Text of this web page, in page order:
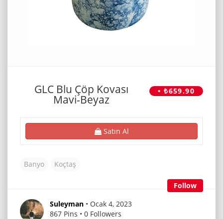
• ₺659.90
GLC Blu Çöp Kovası
Mavi-Beyaz
Satın Al
Banyo Koçtaş
Follow
Suleyman • Ocak 4, 2023
867 Pins • 0 Followers